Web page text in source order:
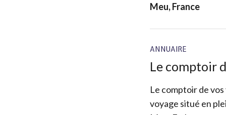
Meu, France
ANNUAIRE
Le comptoir
Le comptoir de
voyage situé en